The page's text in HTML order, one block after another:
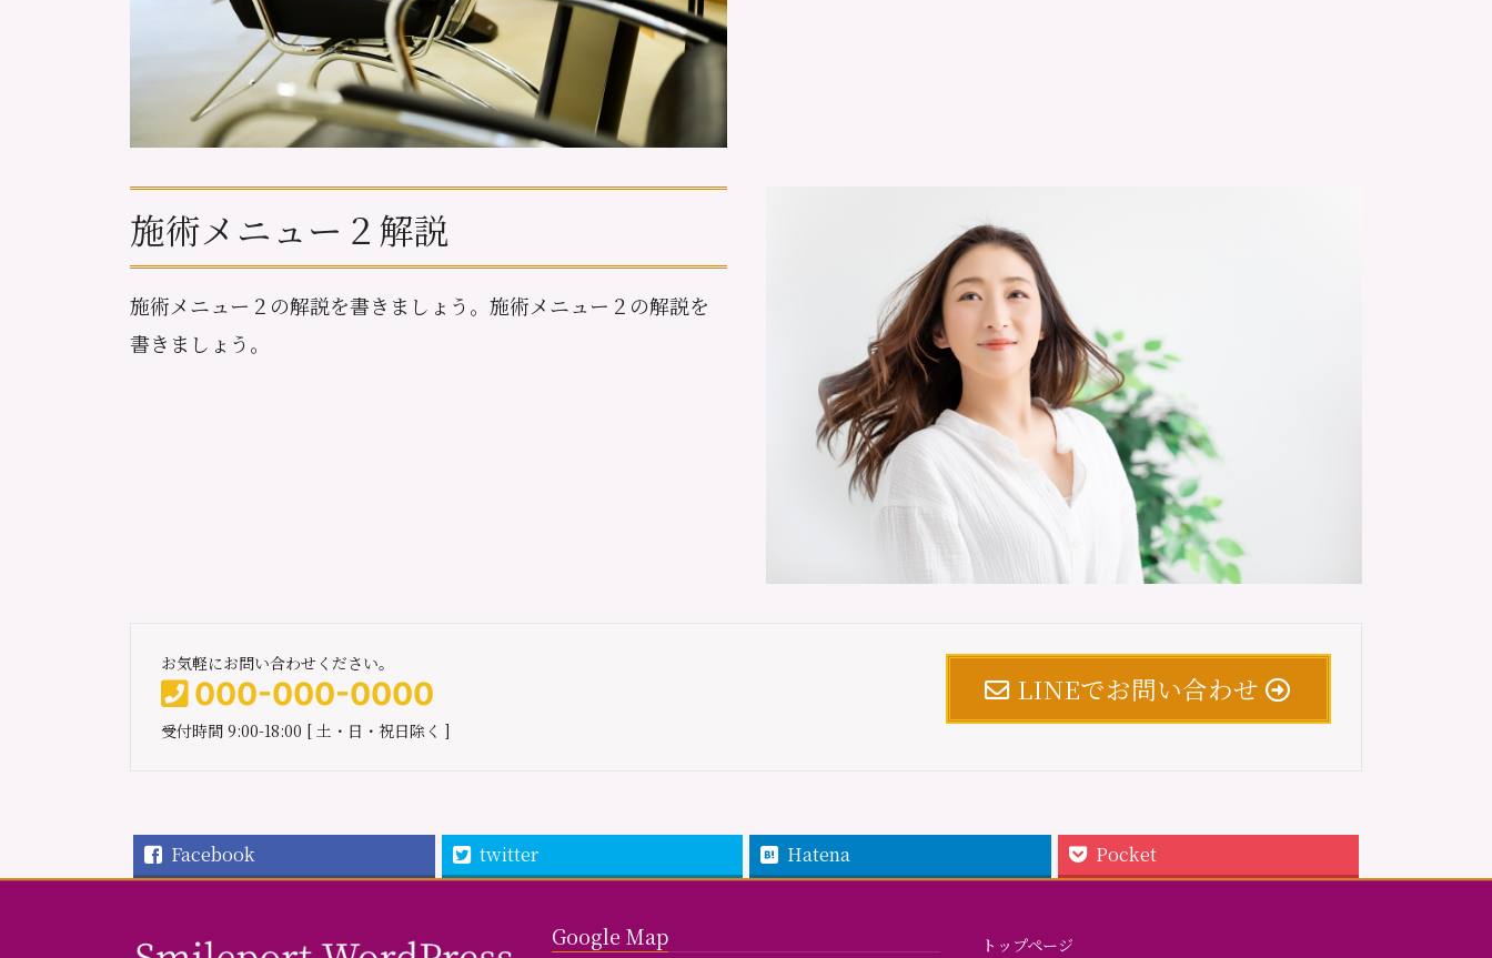
施術メニュー２解説
施術メニュー２の解説を書きましょう。施術メニュー２の解説を
書きましょう。
お気軽にお問い合わせください。
000-000-0000
受付時間 9:00-18:00 [ 土・日・祝日除く ]
LINEでお問い合わせ
Facebook twitter Hatena Pocket
Google Map トップページ